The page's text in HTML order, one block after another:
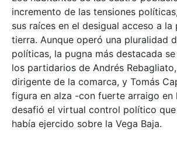
incremento de las tensiones
sus raíces en el desigual acceso a
tierra. Aunque operó una pluralidad
políticas, la pugna más destacada
los partidarios de Andrés
dirigente de la comarca, y Tomás
figura en alza -con fuerte arraigo en
desafió el virtual control político que
había ejercido sobre la Vega Baja.